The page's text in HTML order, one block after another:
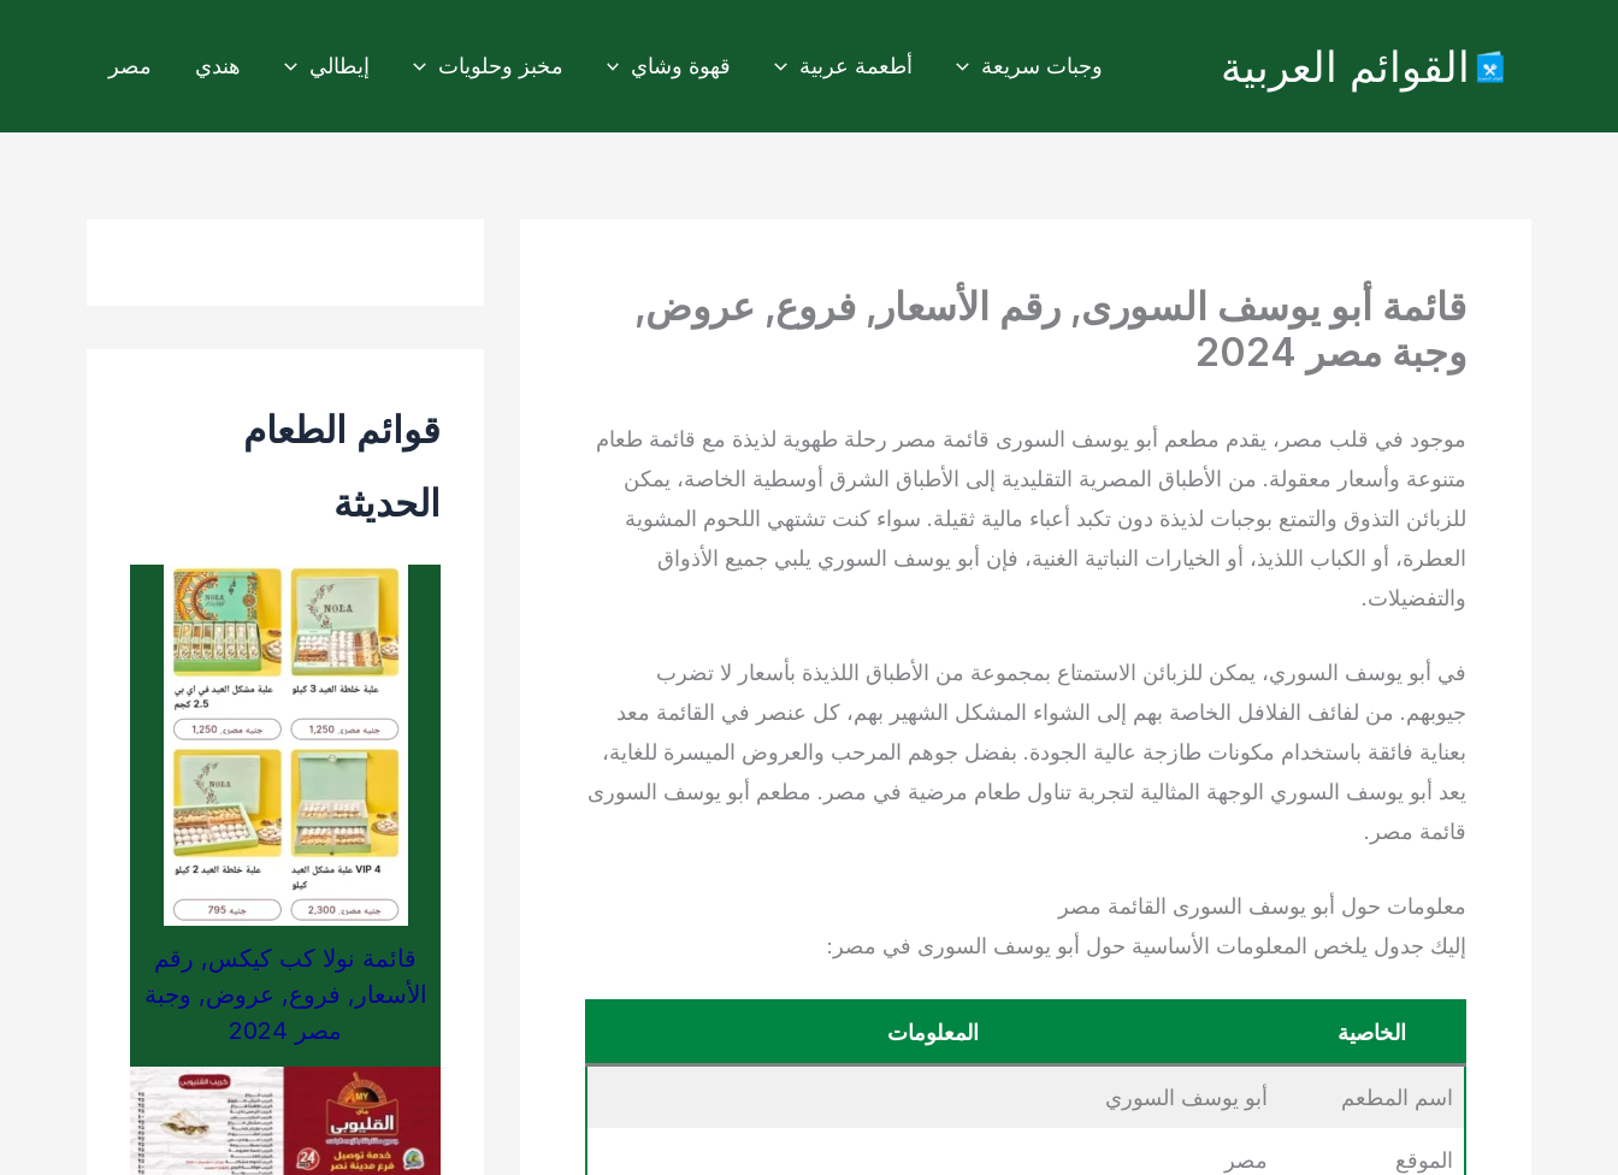
القوائم العربية وجبات سريعة أطعمة عربية قهوة وشاي مخبز وحلويات إيطالي هندي مصر
قائمة أبو يوسف السورى, رقم الأسعار, فروع, عروض,
وجبة مصر 2024
موجود في قلب مصر، يقدم مطعم أبو يوسف السورى قائمة مصر رحلة طهوية لذيذة مع قائمة طعام
متنوعة وأسعار معقولة. من الأطباق المصرية التقليدية إلى الأطباق الشرق أوسطية الخاصة، يمكن
للزبائن التذوق والتمتع بوجبات لذيذة دون تكبد أعباء مالية ثقيلة. سواء كنت تشتهي اللحوم المشوية
العطرة، أو الكباب اللذيذ، أو الخيارات النباتية الغنية، فإن أبو يوسف السوري يلبي جميع الأذواق
والتفضيلات.
في أبو يوسف السوري، يمكن للزبائن الاستمتاع بمجموعة من الأطباق اللذيذة بأسعار لا تضرب
جيوبهم. من لفائف الفلافل الخاصة بهم إلى الشواء المشكل الشهير بهم، كل عنصر في القائمة معد
بعناية فائقة باستخدام مكونات طازجة عالية الجودة. بفضل جوهم المرحب والعروض الميسرة للغاية،
يعد أبو يوسف السوري الوجهة المثالية لتجربة تناول طعام مرضية في مصر. مطعم أبو يوسف السورى
قائمة مصر.
معلومات حول أبو يوسف السورى القائمة مصر
إليك جدول يلخص المعلومات الأساسية حول أبو يوسف السورى في مصر:
الخاصية المعلومات
اسم المطعم أبو يوسف السوري
الموقع مصر
قوائم الطعام
الحديثة
قائمة نولا كب كيكس, رقم
الأسعار, فروع, عروض, وجبة
مصر 2024